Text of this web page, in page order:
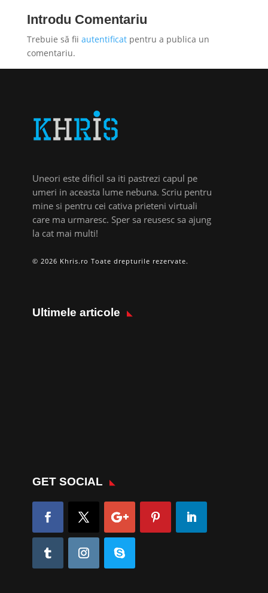
Introdu Comentariu
Trebuie să fii autentificatpentru a publica un
comentariu.
Uneori este dificil sa iti pastrezi capul pe
umeri in aceasta lume nebuna. Scriu pentru
mine si pentru cei cativa prieteni virtuali
care ma urmaresc. Sper sa reusesc sa ajung
la cat mai multi!
© 2026 Khris.ro Toate drepturile rezervate.
Ultimele articole
GET SOCIAL